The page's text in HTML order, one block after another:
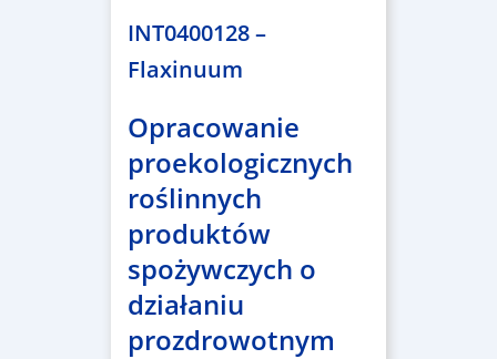
INT0400128 –
Flaxinuum
Opracowanie
proekologicznych
roślinnych
produktów
spożywczych o
działaniu
prozdrowotnym